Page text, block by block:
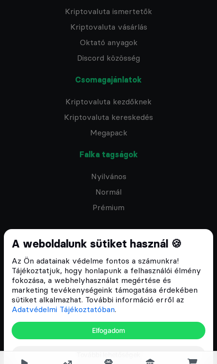
A weboldalunk sütiket használ 🍪
Az Ön adatainak védelme fontos a számunkra!
Tájékoztatjuk, hogy honlapunk a felhasználói élmény
fokozása, a webhelyhasználat megértése és
marketing tevékenységeink támogatása érdekében
sütiket alkalmazhat. További információ erről az
Adatvédelmi Tájékoztatóban.
Elfogadom
Kriptovaluta ismertetők
Kriptovaluta vásárlás
Oktató anyagok
Discord közösség
Csomagajánlatok
Kriptovaluta kezdőknek
Kriptovaluta kereskedés
Megapack
Falka tagságok
Nyilvános
Normál
Prémium
Feliratkozom a hírlevélre
ÁSZF
Adatvédelmi tájékoztató
Copyright © 2017–2026. Minden jog fenntartva